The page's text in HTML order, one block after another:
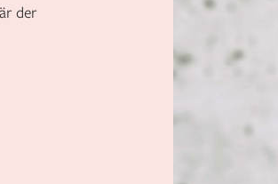
der